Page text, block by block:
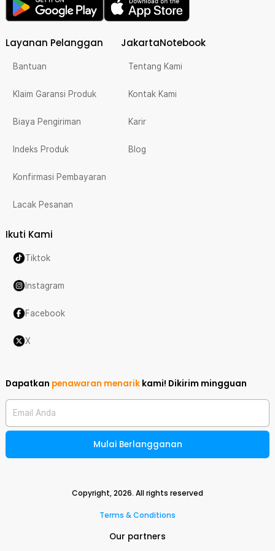
Layanan Pelanggan
Bantuan
Klaim Garansi Produk
Biaya Pengiriman
Indeks Produk
Konfirmasi Pembayaran
Lacak Pesanan
JakartaNotebook
Tentang Kami
Kontak Kami
Karir
Blog
Ikuti Kami
Tiktok
Instagram
Facebook
X
Dapatkan penawaran menarik kami! Dikirim mingguan
Email Anda
Mulai Berlangganan
Copyright,2026. All rights reserved
Terms & Conditions
Our partners